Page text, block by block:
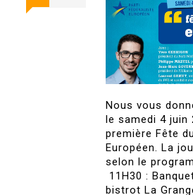
Nous vous
le samedi 4 juin
première Fête
Européen. La
selon le
11H30 :
bistrot La